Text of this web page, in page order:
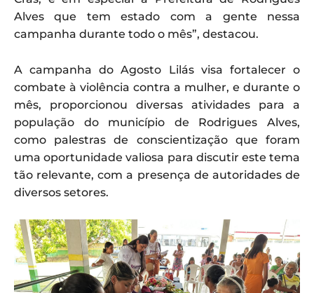
Alves que tem estado com a gente nessa
campanha durante todo o mês”, destacou.
A campanha do Agosto Lilás visa fortalecer o
combate à violência contra a mulher, e durante o
mês, proporcionou diversas atividades para a
população do município de Rodrigues Alves,
como palestras de conscientização que foram
uma oportunidade valiosa para discutir este tema
tão relevante, com a presença de autoridades de
diversos setores.